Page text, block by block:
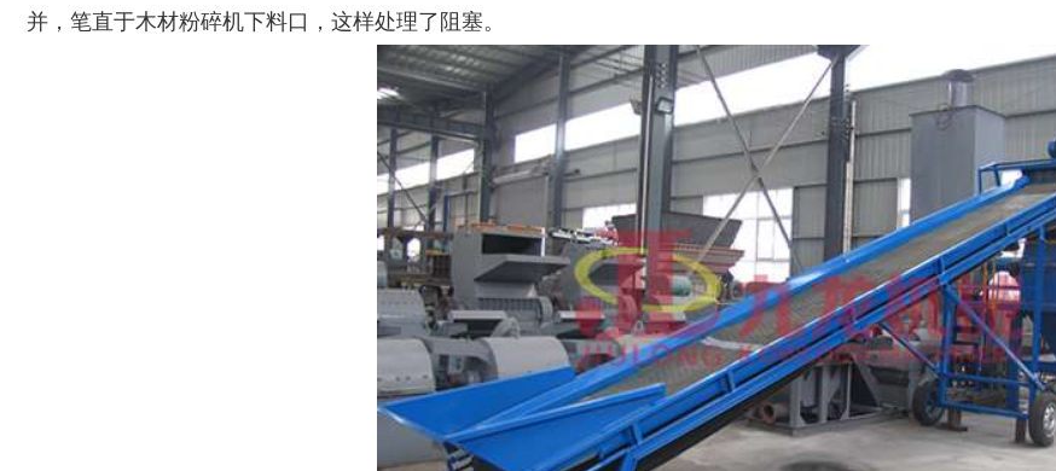
并，笔直于木材粉碎机下料口，这样处理了阻塞。